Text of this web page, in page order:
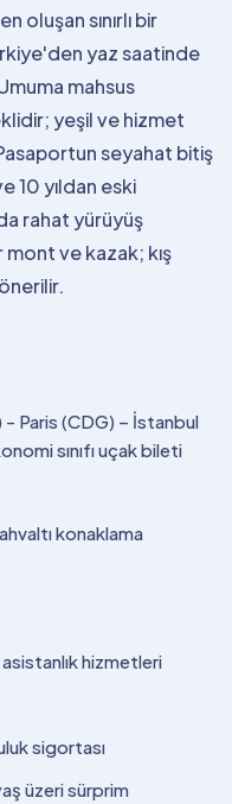
oluşan sınırlı bir
yaz saatinde
mahsus
yeşil ve hizmet
seyahat bitiş
10 yıldan eski
rahat yürüyüş
mont ve kazak; kış
- Paris (CDG) – İstanbul
sınıfı uçak bileti
konaklama
hizmetleri
sigortası
üzeri sürprim